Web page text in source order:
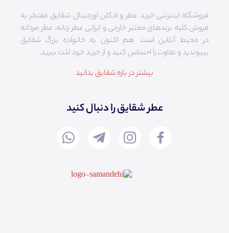
فروشگاه اینترنتی خرید عطر و ادکلن اورجینال شقایق مفتخر به
فروش کلیه برندهای معتبر خارجی و ایرانی عطر زنانه، عطر مردانه
در محیط آنلاین است. هم‌ اکنون به خانواده بزرگ شقایق
بپیوندید و تفاوت را احساس کنید و از خرید خود لذت ببرید.
بیشتر در باره شقایق بدانید
عطر شقایق را دنبال کنید